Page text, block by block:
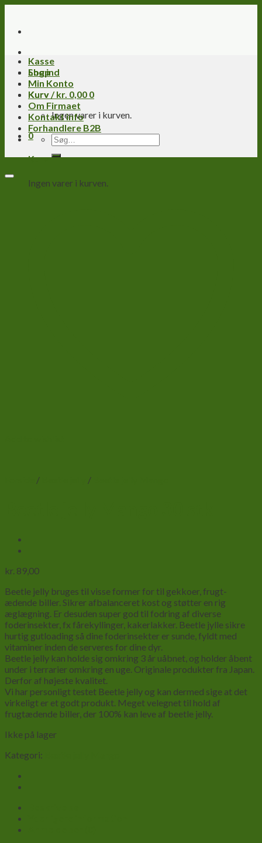
content
Log ind
Kurv /kr. 0,00 0
Ingen varer i kurven.
0
Kurv
Ingen varer i kurven.
Kasse
Shop
Min Konto
Kurv
Om Firmaet
Kontakt info
Forhandlere B2B
Søg
efter:
/ /
kr. 89,00
Beetle jelly bruges til visse former for til gekkoer,frugt-
ædende biller. Sikrer afbalanceret kost og støtter en rig
æglægning. Er desuden super god til fodring af diverse
foderinsekter, fx fårekyllinger, kakerlakker. Beetle jylle sikre
hurtig gutloading så dine foderinsekter er sunde, fyldt med
vitaminer inden de serveres for dine dyr.
Beetle jelly kan holde sig omkring 3 år uåbnet, og holder åbent
under i terrarier omkring en uge. Originale produkterfra Japan.
Derfor af højeste kvalitet.
Vi har personligt testet Beetle jelly og kan dermed sige at det
virkeligt er et godt produkt. Meget velegnet til hold af
frugtædende biller, der 100% kan leve af beetle jelly.
Ikke på lager
Kategori: